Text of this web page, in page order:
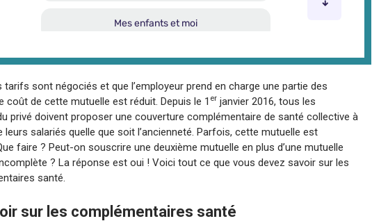
tarifs sont négociés et que l’employeur prend en charge une partie des
coût de cette mutuelle est réduit. Depuis le 1 er janvier 2016, tous les
privé doivent proposer une couverture complémentaire de santé collective à
leurs salariés quelle que soit l’ancienneté. Parfois, cette mutuelle est
faire ? Peut-on souscrire une deuxième mutuelle en plus d’une mutuelle
? La réponse est oui ! Voici tout ce que vous devez savoir sur les
santé.
sur les complémentaires santé